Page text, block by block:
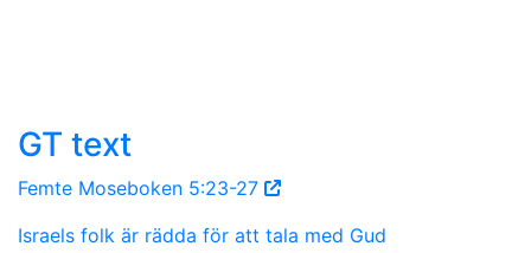
GT text
Femte Moseboken 5:23-27
Israels folk är rädda för att tala med Gud